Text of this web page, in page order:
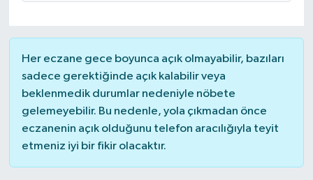
Her eczane gece boyunca açık olmayabilir, bazıları
sadece gerektiğinde açık kalabilir veya
beklenmedik durumlar nedeniyle nöbete
gelemeyebilir. Bu nedenle, yola çıkmadan önce
eczanenin açık olduğunu telefon aracılığıyla teyit
etmeniz iyi bir fikir olacaktır.
Bilim ve Teknoloji
Güvenlik
Resmi İlanlar